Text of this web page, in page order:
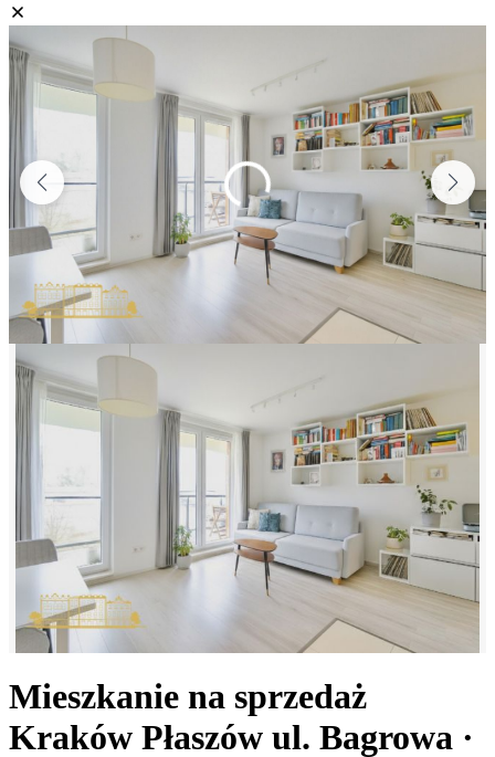
Mieszkanie na sprzedaż
Kraków Płaszów ul. Bagrowa ·